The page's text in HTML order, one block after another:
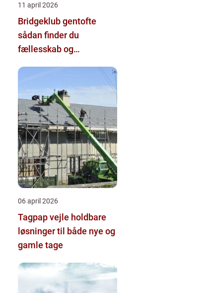
11 april 2026
Bridgeklub gentofte
sådan finder du
fællesskab og
06 april 2026
Tagpap vejle holdbare
løsninger til både nye og
gamle tage